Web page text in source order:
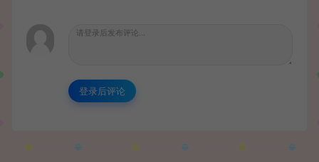
登录后评论